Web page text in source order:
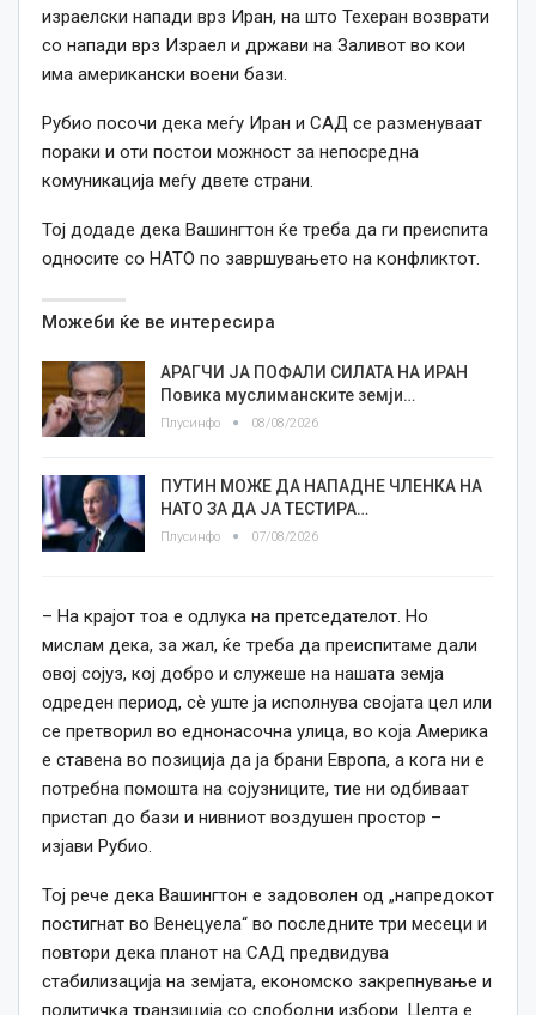
израелски напади врз Иран, на што Техеран возврати
со напади врз Израел и држави на Заливот во кои
има американски воени бази.
Рубио посочи дека меѓу Иран и САД се разменуваат
пораки и оти постои можност за непосредна
комуникација меѓу двете страни.
Toj додаде дека Вашингтон ќе треба да ги преиспита
односите со НАТО по завршувањето на конфликтот.
Можеби ќе ве интересира
АРАГЧИ ЈА ПОФАЛИ СИЛАТА НА ИРАН
Повика муслиманските земји…
Плусинфо 08/08/2026
ПУТИН МОЖЕ ДА НАПАДНЕ ЧЛЕНКА НА
НАТО ЗА ДА ЈА ТЕСТИРА…
Плусинфо 07/08/2026
– На крајот тоа е одлука на претседателот. Но
мислам дека, за жал, ќе треба да преиспитаме дали
овој сојуз, кој добро и служеше на нашата земја
одреден период, сè уште ја исполнува својата цел или
се претворил во еднонасочна улица, во која Америка
е ставена во позиција да ја брани Европа, а кога ни е
потребна помошта на сојузниците, тие ни одбиваат
пристап до бази и нивниот воздушен простор –
изјави Рубио.
Toj рече дека Вашингтон е задоволен од „напредокот
постигнат во Венецуела“ во последните три месеци и
повтори дека планот на САД предвидува
стабилизација на земјата, економско закрепнување и
политичка транзиција со слободни избори. Целта е